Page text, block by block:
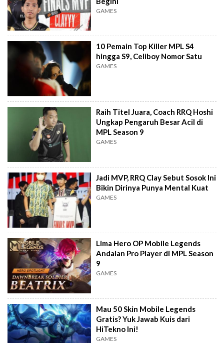
GAMES
10 Pemain Top Killer MPL S4
hingga S9, Celiboy Nomor Satu
GAMES
Raih Titel Juara, Coach RRQ Hoshi
Ungkap Pengaruh Besar Acil di
MPL Season 9
GAMES
Jadi MVP, RRQ Clay Sebut Sosok Ini
Bikin Dirinya Punya Mental Kuat
GAMES
Lima Hero OP Mobile Legends
Andalan Pro Player di MPL Season
9
GAMES
Mau 50 Skin Mobile Legends
Gratis? Yuk Jawab Kuis dari
HiTekno Ini!
GAMES